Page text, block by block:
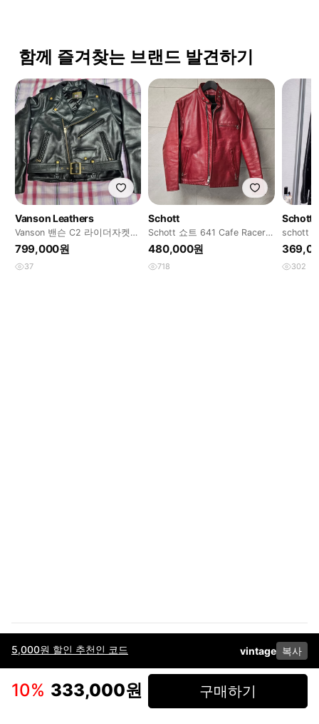
5,000원 할인 추천인 코드 vintage 복사
10% 333,000원 구매하기
함께 즐겨찾는 브랜드 발견하기
Vanson Leathers
Vanson 밴슨 C2 라이더자켓
42사이즈
799,000원
37
Schott
Schott 쇼트 641 Cafe Racer
38 Red
480,000원
718
Schott
schott
L 쇼트
302
이용약관고객센터판매개인정보 처리방침사업자 정보다운로드
인스타그램
페이스북